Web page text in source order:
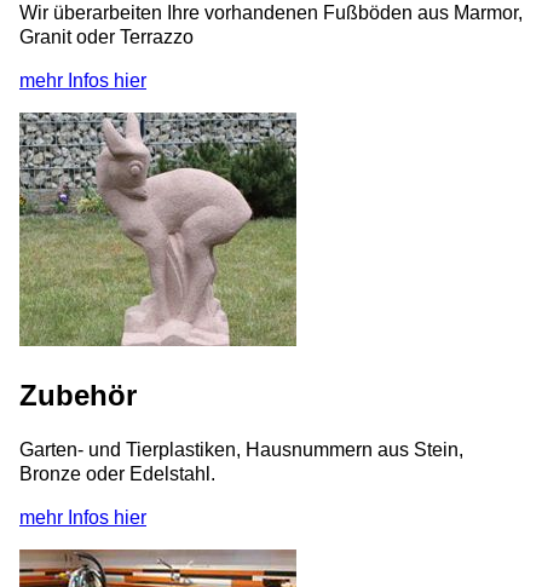
Wir überarbeiten Ihre vorhandenen Fußböden aus Marmor,
Granit oder Terrazzo
mehr Infos hier
Zubehör
Garten- und Tierplastiken, Hausnummern aus Stein,
Bronze oder Edelstahl.
mehr Infos hier